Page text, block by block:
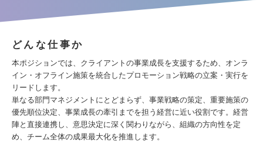
どんな仕事か
本ポジションでは、クライアントの事業成長を支援するため、オンラ
イン・オフライン施策を統合したプロモーション戦略の立案・実行を
リードします。
単なる部門マネジメントにとどまらず、事業戦略の策定、重要施策の
優先順位決定、事業成長の牽引までを担う経営に近い役割です。経営
陣と直接連携し、意思決定に深く関わりながら、組織の方向性を定
め、チーム全体の成果最大化を推進します。